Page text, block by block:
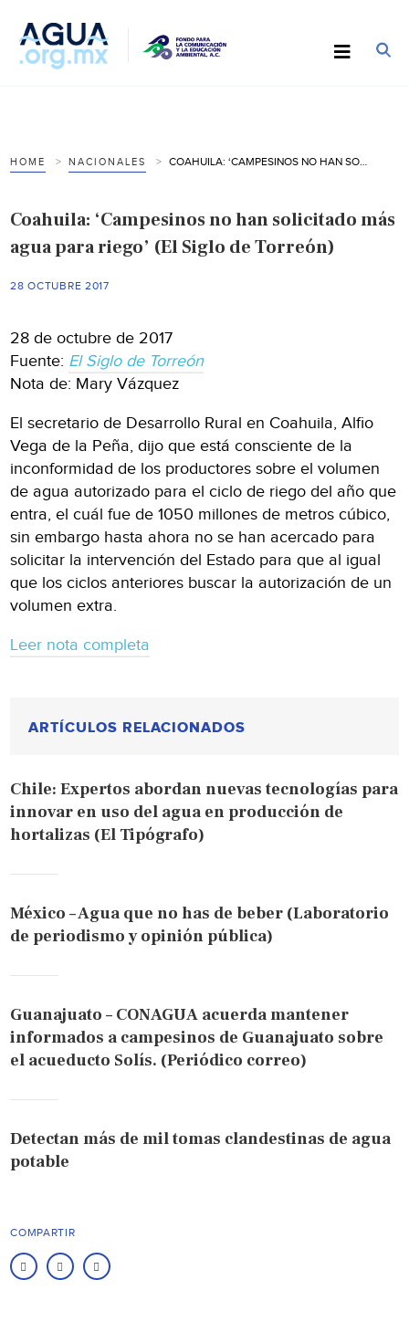
HOME NACIONALES
Coahuila: ‘Campesinos no han solicitado más
agua para riego’ (El Siglo de Torreón)
28 OCTUBRE 2017
28 de octubre de 2017
Fuente: El Siglo de Torreón
Nota de: Mary Vázquez
El secretario de Desarrollo Rural en Coahuila, Alfio
Vega de la Peña, dijo que está consciente de la
inconformidad de los productores sobre el volumen
de agua autorizado para el ciclo de riego del año que
entra, el cuál fue de 1050 millones de metros cúbico,
sin embargo hasta ahora no se han acercado para
solicitar la intervención del Estado para que al igual
que los ciclos anteriores buscar la autorización de un
volumen extra.
Leer nota completa
ARTÍCULOS RELACIONADOS
Chile: Expertos abordan nuevas tecnologías para
innovar en uso del agua en producción de
hortalizas (El Tipógrafo)
México – Agua que no has de beber (Laboratorio
de periodismo y opinión pública)
Guanajuato – CONAGUA acuerda mantener
informados a campesinos de Guanajuato sobre
el acueducto Solís. (Periódico correo)
Detectan más de mil tomas clandestinas de agua
potable
COMPARTIR